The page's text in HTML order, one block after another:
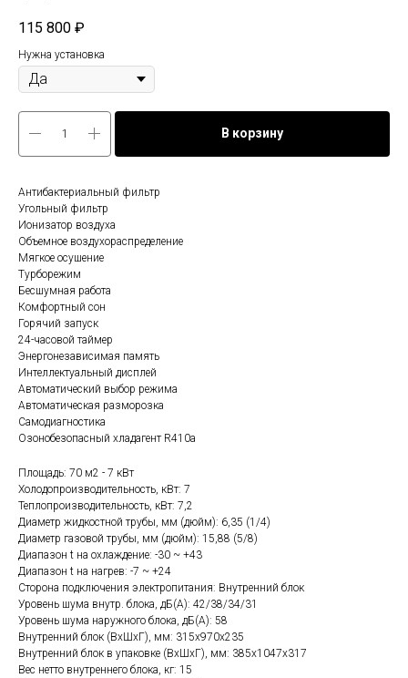
115 800 ₽
Нужна установка
В корзину
Антибактериальный фильтр
Угольный фильтр
Ионизатор воздуха
Объемное воздухораспределение
Мягкое осушение
Турборежим
Бесшумная работа
Комфортный сон
Горячий запуск
24-часовой таймер
Энергонезависимая память
Интеллектуальный дисплей
Автоматический выбор режима
Автоматическая разморозка
Самодиагностика
Озонобезопасный хладагент R410a
Площадь: 70 м2 - 7 кВт
Холодопроизводительность, кВт: 7
Теплопроизводительность, кВт: 7,2
Диаметр жидкостной трубы, мм (дюйм): 6,35 (1/4)
Диаметр газовой трубы, мм (дюйм): 15,88 (5/8)
Диапазон t на охлаждение: -30 ~ +43
Диапазон t на нагрев: -7 ~ +24
Сторона подключения электропитания: Внутренний блок
Уровень шума внутр. блока, дБ(А): 42/38/34/31
Уровень шума наружного блока, дБ(A): 58
Внутренний блок (ВхШхГ), мм: 315х970х235
Внутренний блок в упаковке (ВхШхГ), мм: 385х1047х317
Вес нетто внутреннего блока, кг: 15